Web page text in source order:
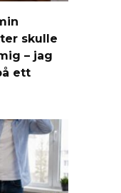
skulle
– jag
ett